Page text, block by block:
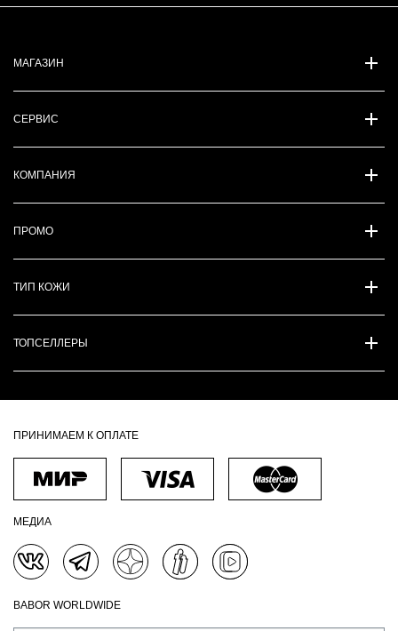
МАГАЗИН
СЕРВИС
КОМПАНИЯ
ПРОМО
ТИП КОЖИ
ТОПСЕЛЛЕРЫ
ПРИНИМАЕМ К ОПЛАТЕ
МЕДИА
BABOR WORLDWIDE